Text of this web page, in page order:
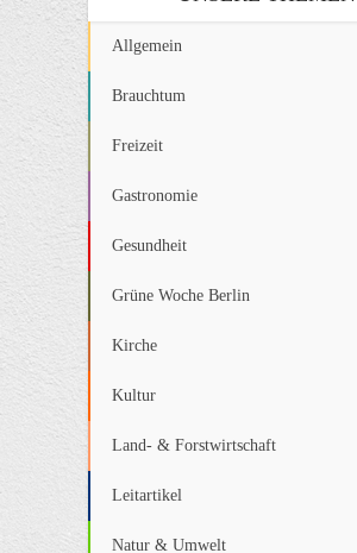
Allgemein
Brauchtum
Freizeit
Gastronomie
Gesundheit
Grüne Woche Berlin
Kirche
Kultur
Land- & Forstwirtschaft
Leitartikel
Natur & Umwelt